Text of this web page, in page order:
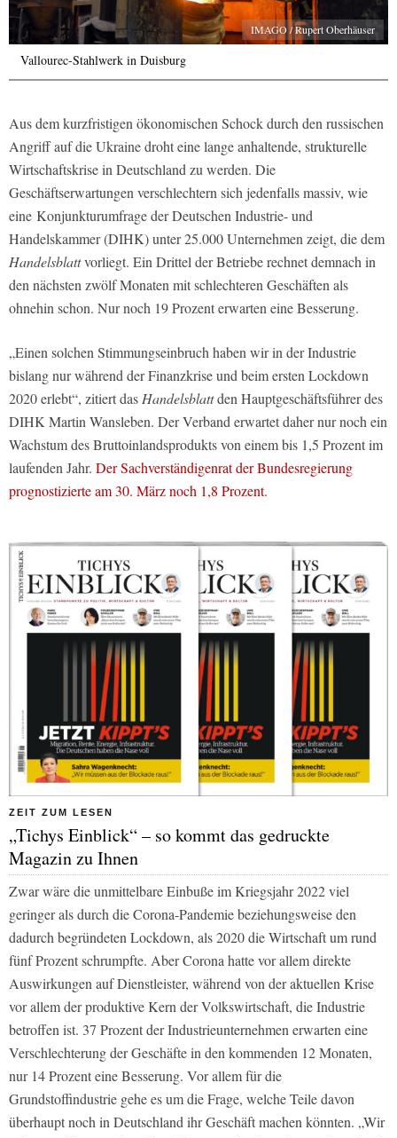
IMAGO / Rupert Oberhäuser
Vallourec-Stahlwerk in Duisburg
Aus dem kurzfristigen ökonomischen Schock durch den russischen
Angriff auf die Ukraine droht eine lange anhaltende, strukturelle
Wirtschaftskrise in Deutschland zu werden. Die
Geschäftserwartungen verschlechtern sich jedenfalls massiv, wie
eine Konjunkturumfrage der Deutschen Industrie- und
Handelskammer (DIHK) unter 25.000 Unternehmen zeigt, die dem
Handelsblattvorliegt. Ein Drittel der Betriebe rechnet demnach in
den nächsten zwölf Monaten mit schlechteren Geschäften als
ohnehin schon. Nur noch 19 Prozent erwarten eine Besserung.
„Einen solchen Stimmungseinbruch haben wir in der Industrie
bislang nur während der Finanzkrise und beim ersten Lockdown
2020 erlebt“, zitiert dasHandelsblattden Hauptgeschäftsführer des
DIHK Martin Wansleben. Der Verband erwartet daher nur noch ein
Wachstum des Bruttoinlandsprodukts von einem bis 1,5 Prozent im
laufenden Jahr. Der Sachverständigenrat der Bundesregierung
prognostizierte am 30. März noch 1,8 Prozent.
ZEIT ZUM LESEN
„Tichys Einblick“ – so kommt das gedruckte
Magazin zu Ihnen
Zwar wäre die unmittelbare Einbuße im Kriegsjahr 2022 viel
geringer als durch die Corona-Pandemie beziehungsweise den
dadurch begründeten Lockdown, als 2020 die Wirtschaft um rund
fünf Prozent schrumpfte. Aber Corona hatte vor allem direkte
Auswirkungen auf Dienstleister, während von der aktuellen Krise
vor allem der produktive Kern der Volkswirtschaft, die Industrie
betroffen ist. 37 Prozent der Industrieunternehmen erwarten eine
Verschlechterung der Geschäfte in den kommenden 12 Monaten,
nur 14 Prozent eine Besserung. Vor allem für die
Grundstoffindustrie gehe es um die Frage, welche Teile davon
überhaupt noch in Deutschland ihr Geschäft machen könnten. „Wir